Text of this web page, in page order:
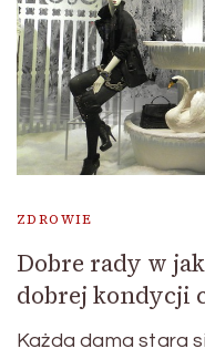
ZDROWIE
Dobre rady w
dobrej kondycji
Każda dama stara